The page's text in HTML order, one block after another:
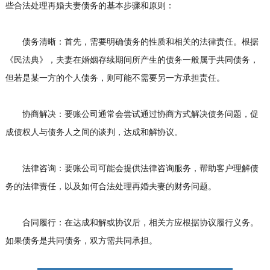
些合法处理再婚夫妻债务的基本步骤和原则：
债务清晰：首先，需要明确债务的性质和相关的法律责任。根据
《民法典》，夫妻在婚姻存续期间所产生的债务一般属于共同债务，
但若是某一方的个人债务，则可能不需要另一方承担责任。
协商解决：要账公司通常会尝试通过协商方式解决债务问题，促
成债权人与债务人之间的谈判，达成和解协议。
法律咨询：要账公司可能会提供法律咨询服务，帮助客户理解债
务的法律责任，以及如何合法处理再婚夫妻的财务问题。
合同履行：在达成和解或协议后，相关方应根据协议履行义务。
如果债务是共同债务，双方需共同承担。